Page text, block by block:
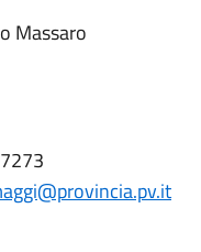
Massaro